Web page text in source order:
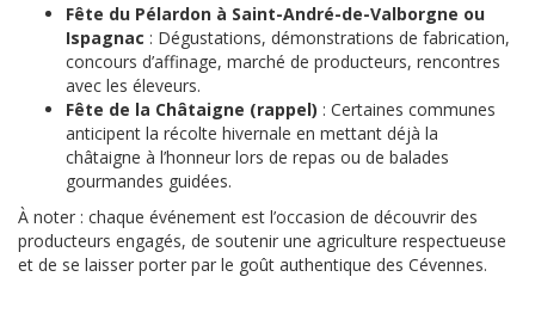
Fête du Pélardon à Saint-André-de-Valborgne ou
Ispagnac : Dégustations, démonstrations de fabrication,
concours d’affinage, marché de producteurs, rencontres
avec les éleveurs.
Fête de la Châtaigne (rappel) : Certaines communes
anticipent la récolte hivernale en mettant déjà la
châtaigne à l’honneur lors de repas ou de balades
gourmandes guidées.
À noter : chaque événement est l’occasion de découvrir des
producteurs engagés, de soutenir une agriculture respectueuse
et de se laisser porter par le goût authentique des Cévennes.